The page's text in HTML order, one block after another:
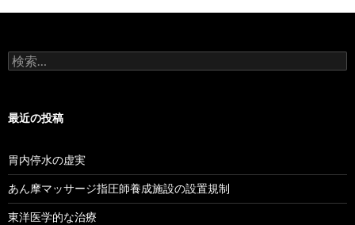
検
索:
最近の投稿
胃内停水の虚実
あん摩マッサージ指圧師養成施設の設置規制
東洋医学的な治療